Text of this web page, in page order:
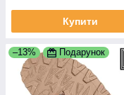
Купити
–13% Подарунок